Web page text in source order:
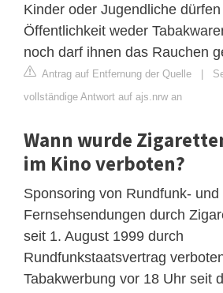
Kinder oder Jugendliche
Öffentlichkeit weder
noch darf ihnen das Rauchen
Antrag auf Entfernung der Quelle |
vollständige Antwort auf ajs.nrw an
Wann wurde
im Kino verboten?
Sponsoring von Rundfunk- und
Fernsehsendungen durch
seit 1. August 1999 durch
Rundfunkstaatsvertrag
Tabakwerbung vor 18 Uhr seit